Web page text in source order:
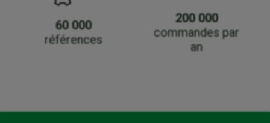
60 000
références
200 000
commandes par
an